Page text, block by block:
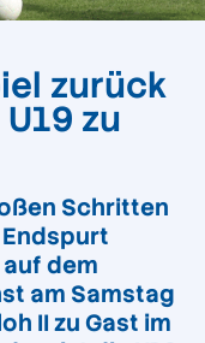
zurück
zu
Schritten
dem
am Samstag
II zu Gast im